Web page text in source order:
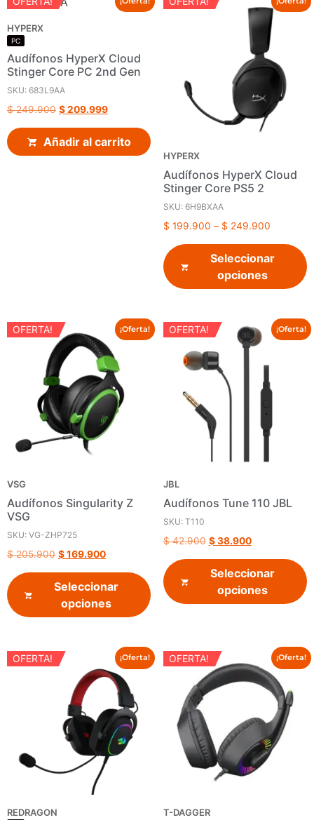
HYPERX
PC
Audífonos HyperX Cloud
Stinger Core PC 2nd Gen
SKU: 683L9AA
$249.900 $209.999
Añadir al carrito
HYPERX
Audífonos HyperX Cloud
Stinger Core PS5 2
SKU: 6H9BXAA
$ 199.900 – $ 249.900
Seleccionar
opciones
¡Oferta!
OFERTA!
VSG
Audífonos Singularity Z
VSG
SKU: VG-ZHP725
$205.900 $169.900
Seleccionar
opciones
¡Oferta!
OFERTA!
JBL
Audífonos Tune 110 JBL
SKU: T110
$42.900 $38.900
Seleccionar
opciones
¡Oferta!
OFERTA!
REDRAGON
¡Oferta!
OFERTA!
T-DAGGER